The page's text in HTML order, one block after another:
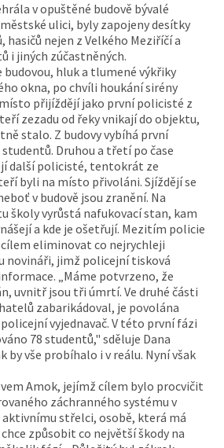
v opuštěné budově bývalé
ulici, byly zapojeny desítky
nejen z Velkého Meziříčí a
i jiných zúčastněných.
hluk a tlumené výkřiky
okna, po chvíli houkání sirény
přijíždějí jako první policisté z
zezadu od řeky vnikají do objektu,
stalo. Z budovy vybíhá první
Druhou a třetí po čase
další policisté, tentokrát ze
byli na místo přivoláni. Sjíždějí se
v budově jsou zranění. Na
školy vyrůstá nafukovací stan, kam
a kde je ošetřují. Mezitím policie
cílem eliminovat co nejrychleji
novináři, jimž policejní tisková
„Máme potvrzeno, že
uvnitř jsou tři úmrtí. Ve druhé části
zabarikádoval, je povolána
vyjednavač. V této první fázi
78 studentů," sděluje Dana
by vše probíhalo i v reálu. Nyní však
Amok, jejímž cílem bylo procvičit
záchranného systému v
střelci, osobě, která má
způsobit co největší škody na